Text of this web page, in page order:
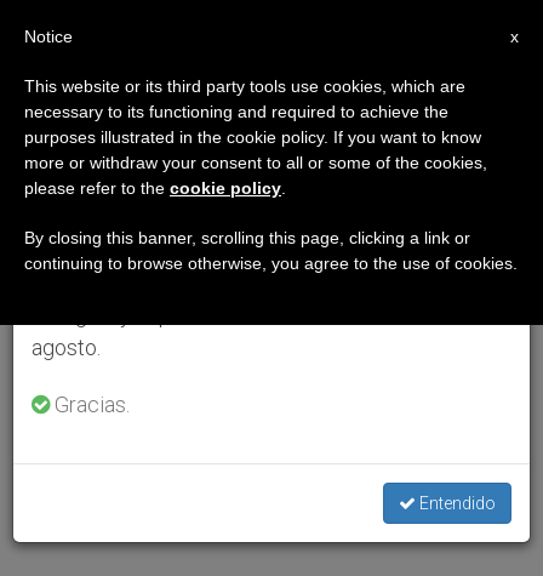
×
Aviso importante
Del 27 de julio al 7 de agosto haremos la pausa
anual, aprovechando que en el periodo de verano
se generan menos informaciones y también el
agosto.
Gracias.
Entendido
x
Notice
This website or its third party tools use cookies, which are
necessary to its functioning and required to achieve the
purposes illustrated in the cookie policy. If you want to know
more or withdraw your consent to all or some of the cookies,
please refer to the cookie policy
By closing this banner, scrolling this page, clicking a link or
continuing to browse otherwise, you agree to the use of cookies.